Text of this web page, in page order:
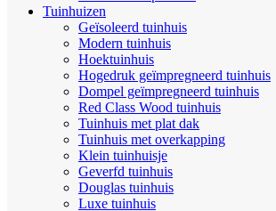
Tuinhuizen
Geïsoleerd tuinhuis
Modern tuinhuis
Hoektuinhuis
Hogedruk geïmpregneerd tuinhuis
Dompel geïmpregneerd tuinhuis
Red Class Wood tuinhuis
Tuinhuis met plat dak
Tuinhuis met overkapping
Klein tuinhuisje
Geverfd tuinhuis
Douglas tuinhuis
Luxe tuinhuis